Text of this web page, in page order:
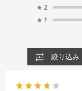
★ 2
★ 1
絞り込み